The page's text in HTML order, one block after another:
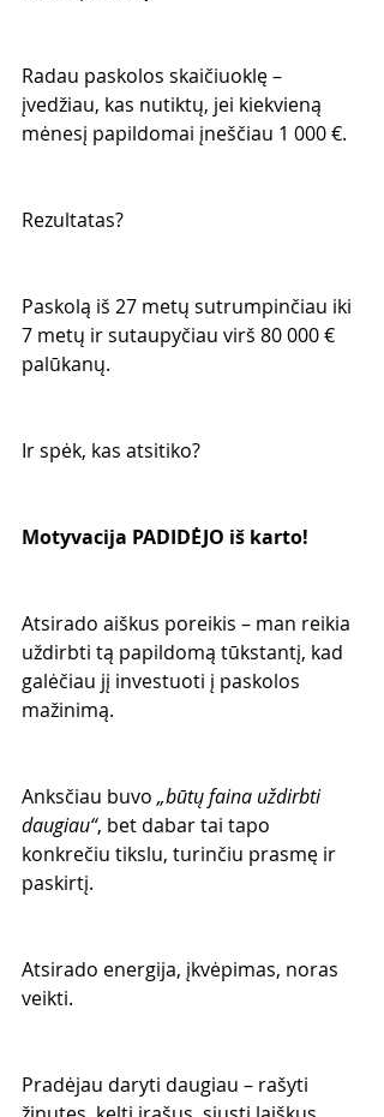
Radau paskolos skaičiuoklę –
įvedžiau, kas nutiktų, jei kiekvieną
mėnesį papildomai įneščiau 1 000 €.
Rezultatas?
Paskolą iš 27 metų sutrumpinčiau iki
7 metų ir sutaupyčiau virš 80 000 €
palūkanų.
Ir spėk, kas atsitiko?
Motyvacija PADIDĖJO iš karto!
Atsirado aiškus poreikis – man reikia
uždirbti tą papildomą tūkstantį, kad
galėčiau jį investuoti į paskolos
mažinimą.
Anksčiau buvo „būtų faina uždirbti
daugiau“, bet dabar tai tapo
konkrečiu tikslu, turinčiu prasmę ir
paskirtį.
Atsirado energija, įkvėpimas, noras
veikti.
Pradėjau daryti daugiau – rašyti